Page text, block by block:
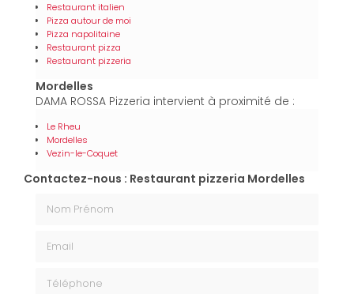
Restaurant italien
Pizza autour de moi
Pizza napolitaine
Restaurant pizza
Restaurant pizzeria
Mordelles
DAMA ROSSA Pizzeria intervient à proximité de :
Le Rheu
Mordelles
Vezin-le-Coquet
Contactez-nous : Restaurant pizzeria Mordelles